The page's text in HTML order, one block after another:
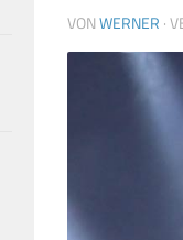
VONWERNER ·